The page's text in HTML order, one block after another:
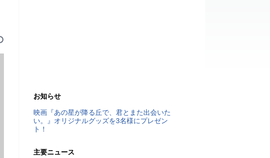
お知らせ
映画『あの星が降る丘で、君とまた出会いた
い。』オリジナルグッズを3名様にプレゼン
ト！
主要ニュース